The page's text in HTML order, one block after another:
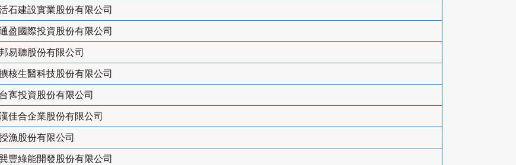
石建設實業股份有限公司
盈國際投資股份有限公司
易聽股份有限公司
核生醫科技股份有限公司
台寯投資股份有限公司
佳合企業股份有限公司
漁股份有限公司
豐綠能開發股份有限公司